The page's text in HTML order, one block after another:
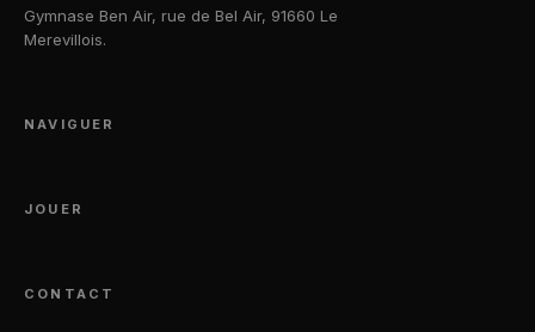
Gymnase Ben Air, rue de Bel Air, 91660 Le
Merevillois.
NAVIGUER
JOUER
CONTACT